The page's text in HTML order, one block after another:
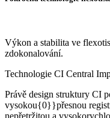
Výkon a stabilita ve
zdokonalování.
Technologie CI Central
Právě design struktury CI
vysokou{0}}přesnou